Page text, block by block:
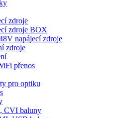
zdroje
zdroje BOX
napájecí zdroje
zdroje
přenos
pro optiku
CVI baluny